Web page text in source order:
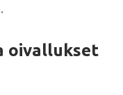
oivallukset